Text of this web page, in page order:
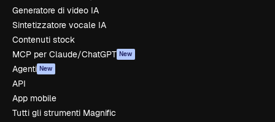
Generatore di video IA
Sintetizzatore vocale IA
Contenuti stock
MCP per Claude/ChatGPT New
Agenti New
API
App mobile
Tutti gli strumenti Magnific